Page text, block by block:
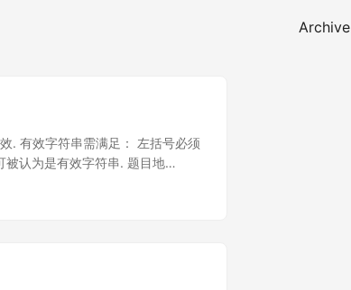
Archive
. 有效字符串需满足： 左括号必须
被认为是有效字符串. 题目地
是B站开发岗面试题) 示例 输
stack 仍然为空； 建立哈希表